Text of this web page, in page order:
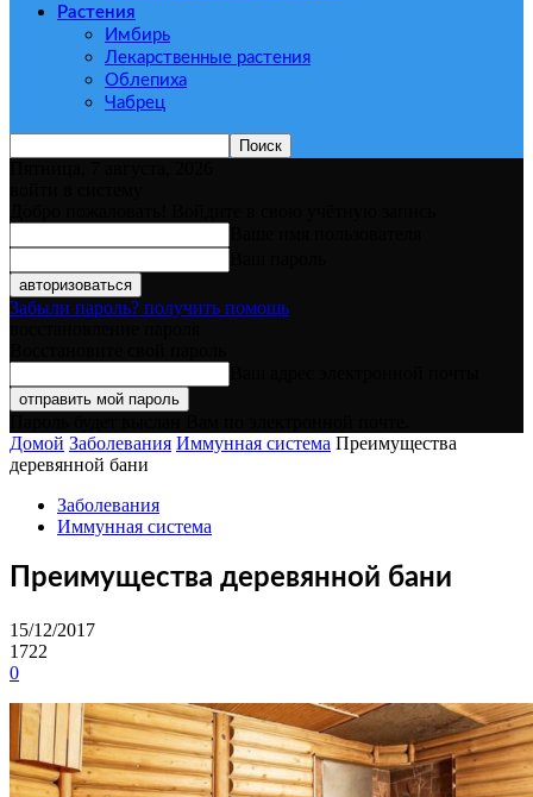
Растения
Имбирь
Лекарственные растения
Облепиха
Чабрец
Забыли пароль? получить помощь
Домой Заболевания Иммунная система Преимущества
деревянной бани
Заболевания
Иммунная система
Преимущества деревянной бани
15/12/2017
1722
0